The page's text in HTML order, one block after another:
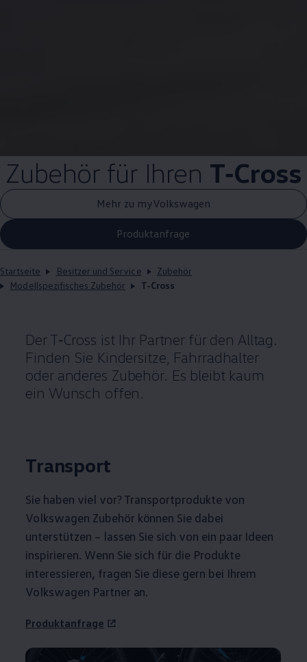
Zubehörfür Ihren T‑Cross
Mehr zu myVolkswagen
Produktanfrage
Startseite Besitzer und Service
Zubehör
Modellspezifisches Zubehör
T-Cross
Der T‑Cross ist Ihr Partner für den Alltag.
Finden Sie Kindersitze, Fahrradhalter
oder anderes Zubehör. Es bleibt kaum
ein Wunsch offen.
Transport
Sie haben viel vor? Transportprodukte von
Volkswagen Zubehör können Sie dabei
unterstützen – lassen Sie sich von ein paar Ideen
inspirieren. Wenn Sie sich für die Produkte
interessieren, fragen Sie diese gern bei Ihrem
Volkswagen Partner an.
Produktanfrage